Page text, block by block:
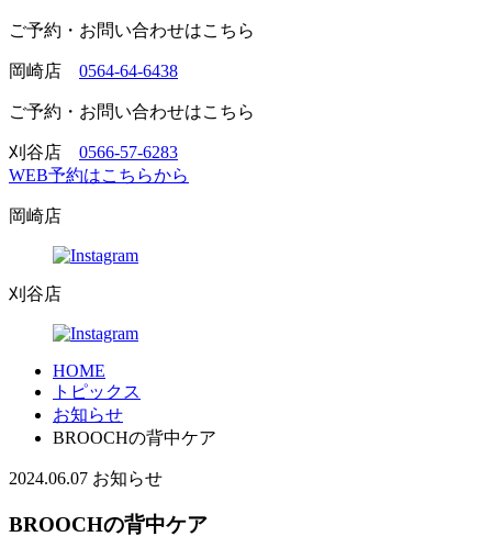
ご予約・お問い合わせはこちら
岡崎店 0564-64-6438
ご予約・お問い合わせはこちら
刈谷店
0566-57-6283
WEB予約はこちらから
岡崎店
刈谷店
HOME
トピックス
お知らせ
BROOCHの背中ケア
2024.06.07 お知らせ
BROOCHの背中ケア